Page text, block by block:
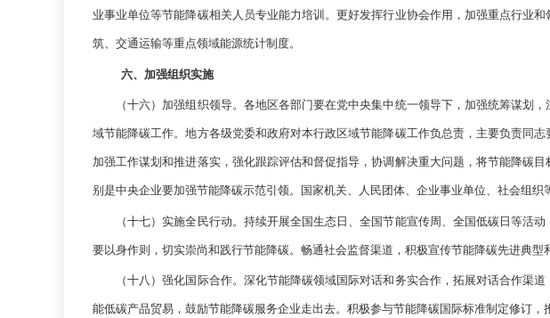
业事业单位等节能降碳相关人员专业能力培训。更好发挥行业协会作用，加强重点行业
筑、交通运输等重点领域能源统计制度。
六、加强组织实施
（十六）加强组织领导。各地区各部门要在党中央集中统一领导下，加强统筹谋划，
域节能降碳工作。地方各级党委和政府对本行政区域节能降碳工作负总责，主要负责同
加强工作谋划和推进落实，强化跟踪评估和督促指导，协调解决重大问题，将节能降碳
别是中央企业要加强节能降碳示范引领。国家机关、人民团体、企业事业单位、社会组
（十七）实施全民行动。持续开展全国生态日、全国节能宣传周、全国低碳日等活动
要以身作则，切实崇尚和践行节能降碳。畅通社会监督渠道，积极宣传节能降碳先进典型
（十八）强化国际合作。深化节能降碳领域国际对话和务实合作，拓展对话合作渠道
能低碳产品贸易，鼓励节能降碳服务企业走出去。积极参与节能降碳国际标准制定修订，